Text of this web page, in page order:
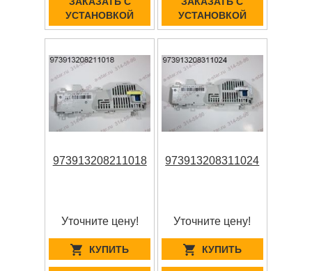
УСТАНОВКОЙ
УСТАНОВКОЙ
973913208211018
Уточните цену!
КУПИТЬ
973913208311024
Уточните цену!
КУПИТЬ